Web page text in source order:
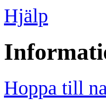
Hjälp
Hoppa till